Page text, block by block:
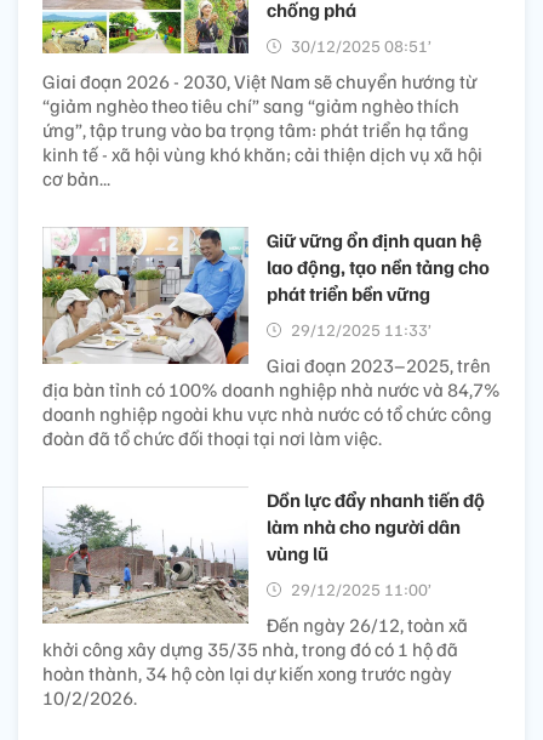
chống phá
30/12/2025 08:51’
Giai đoạn 2026 - 2030, Việt Nam sẽ chuyển hướng từ
“giảm nghèo theo tiêu chí” sang “giảm nghèo thích
ứng”, tập trung vào ba trọng tâm: phát triển hạ tầng
kinh tế - xã hội vùng khó khăn; cải thiện dịch vụ xã hội
cơ bản...
Giữ vững ổn định quan hệ
lao động, tạo nền tảng cho
phát triển bền vững
29/12/2025 11:33’
Giai đoạn 2023–2025, trên
địa bàn tỉnh có 100% doanh nghiệp nhà nước và 84,7%
doanh nghiệp ngoài khu vực nhà nước có tổ chức công
đoàn đã tổ chức đối thoại tại nơi làm việc.
Dồn lực đẩy nhanh tiến độ
làm nhà cho người dân
vùng lũ
29/12/2025 11:00’
Đến ngày 26/12, toàn xã
khởi công xây dựng 35/35 nhà, trong đó có 1 hộ đã
hoàn thành, 34 hộ còn lại dự kiến xong trước ngày
10/2/2026.